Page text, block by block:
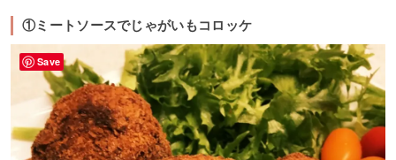
①ミートソースでじゃがいもコロッケ
Save